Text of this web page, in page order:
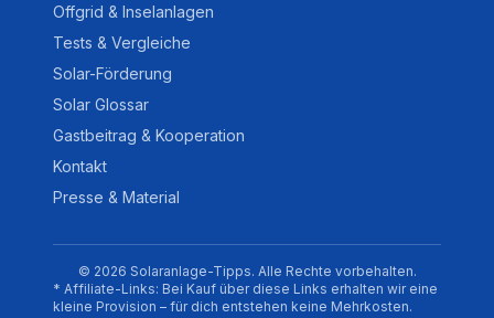
Offgrid & Inselanlagen
Tests & Vergleiche
Solar-Förderung
Solar Glossar
Gastbeitrag & Kooperation
Kontakt
Presse & Material
© 2026 Solaranlage-Tipps. Alle Rechte vorbehalten.
* Affiliate-Links: Bei Kauf über diese Links erhalten wir eine
kleine Provision – für dich entstehen keine Mehrkosten.